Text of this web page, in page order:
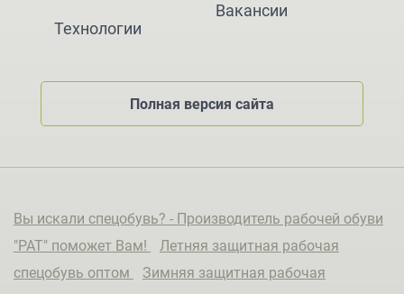
Технологии
Вакансии
Полная версия сайта
Вы искали спецобувь? - Производитель рабочей обуви
"РАТ" поможет Вам!
Летняя защитная рабочая
спецобувь оптом
Зимняя защитная рабочая